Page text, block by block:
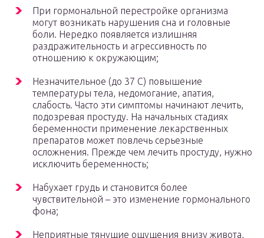
При гормональной перестройке организма
могут возникать нарушения сна и головные
боли. Нередко появляется излишняя
раздражительность и агрессивность по
отношению к окружающим;
Незначительное (до 37 С) повышение
температуры тела, недомогание, апатия,
слабость. Часто эти симптомы начинают лечить,
подозревая простуду. На начальных стадиях
беременности применение лекарственных
препаратов может повлечь серьезные
осложнения. Прежде чем лечить простуду, нужно
исключить беременность;
Набухает грудь и становится более
чувствительной – это изменение гормонального
фона;
Неприятные тянущие ощущения внизу живота,